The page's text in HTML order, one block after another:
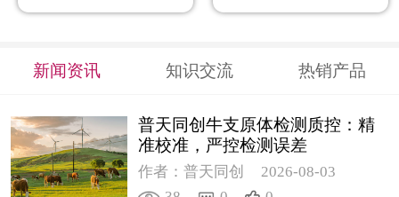
新闻资讯 知识交流 热销产品
普天同创牛支原体检测质控：精
准校准，严控检测误差
作者：普天同创
2026-08-03